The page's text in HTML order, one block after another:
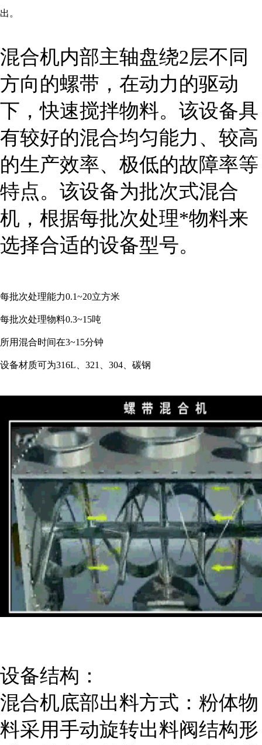
出。
混合机内部主轴盘绕2层不同
方向的螺带，在动力的驱动
下，快速搅拌物料。该设备具
有较好的混合均匀能力、较高
的生产效率、极低的故障率等
特点。该设备为批次式混合
机，根据每批次处理*物料来
选择合适的设备型号。
每批次处理能力0.1~20立方米
每批次处理物料0.3~15吨
所用混合时间在3~15分钟
设备材质可为316L、321、304、碳钢
设备结构：
混合机底部出料方式：粉体物
料采用手动旋转出料阀结构形